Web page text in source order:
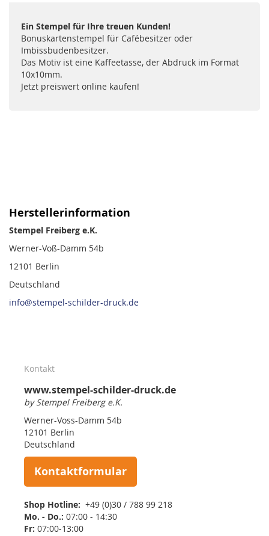
Ein Stempel für Ihre treuen Kunden!
Bonuskartenstempel für Cafébesitzer oder
Imbissbudenbesitzer.
Das Motiv ist eine Kaffeetasse, der Abdruck im Format
10x10mm.
Jetzt preiswert online kaufen!
Herstellerinformation
Stempel Freiberg e.K.
Werner-Voß-Damm 54b
12101 Berlin
Deutschland
info@stempel-schilder-druck.de
Kontakt
www.stempel-schilder-druck.de
by Stempel Freiberg e.K.
Werner-Voss-Damm 54b
12101 Berlin
Deutschland
Kontaktformular
Shop Hotline: +49 (0)30 / 788 99 218
Mo. - Do.: 07:00 - 14:30
Fr: 07:00-13:00